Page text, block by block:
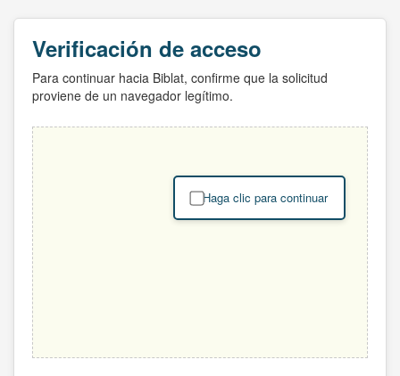
Verificación de acceso
Para continuar hacia Biblat, confirme que la solicitud
proviene de un navegador legítimo.
Haga clic para continuar